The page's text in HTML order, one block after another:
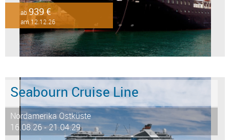
ab939 €
am 12.12.26
Seabourn Cruise Line
Nordamerika Ostküste
16.08.26 - 21.04.29